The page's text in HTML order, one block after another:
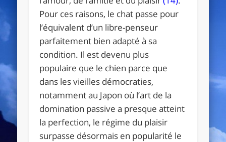
Pour ces raisons, le chat passe pour
l’équivalent d’un libre-penseur
parfaitement bien adapté à sa
condition. Il est devenu plus
populaire que le chien parce que
dans les vieilles démocraties,
notamment au Japon où l’art de la
domination passive a presque atteint
la perfection, le régime du plaisir
surpasse désormais en popularité le